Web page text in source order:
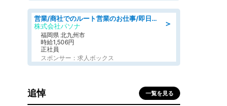
＞
営業/商社でのルート営業のお仕事/即日勤務可/車通勤可/営業
株式会社パソナ
福岡県 北九州市
時給1,506円
正社員
スポンサー：求人ボックス
追悼 一覧を見る